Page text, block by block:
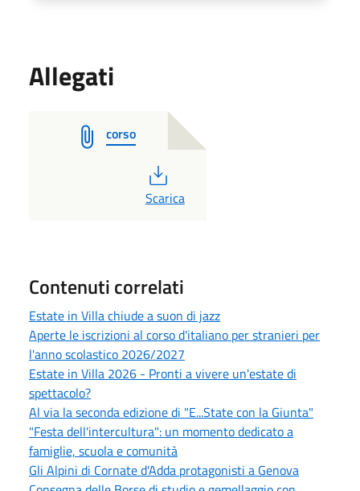
Allegati
corso
PDF
Scarica
Contenuti correlati
Estate in Villa chiude a suon di jazz
Aperte le iscrizioni al corso d'italiano per stranieri per
l'anno scolastico 2026/2027
Estate in Villa 2026 - Pronti a vivere un'estate di
spettacolo?
Al via la seconda edizione di "E...State con la Giunta"
"Festa dell'intercultura": un momento dedicato a
famiglie, scuola e comunità
Gli Alpini di Cornate d'Adda protagonisti a Genova